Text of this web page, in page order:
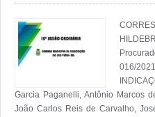
016/
Garcia Paganelli, Antônio Marcos
João Carlos Reis de Carvalho,